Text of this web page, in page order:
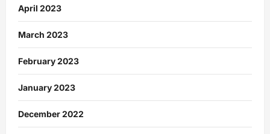
April 2023
March 2023
February 2023
January 2023
December 2022